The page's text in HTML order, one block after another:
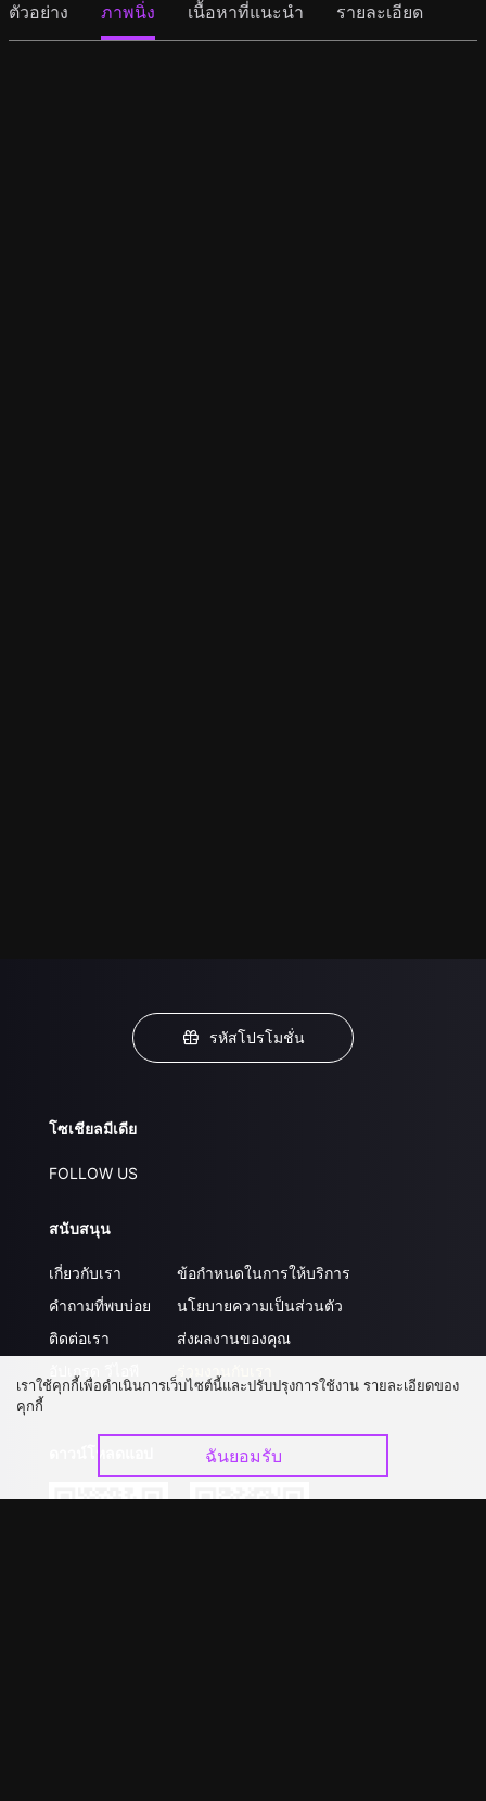
ตัวอย่าง ภาพนิ่ง เนื้อหาที่แนะนำ รายละเอียด
รหัสโปรโมชั่น
โซเชียลมีเดีย
FOLLOW US
สนับสนุน
เกี่ยวกับเรา
คำถามที่พบบ่อย
ติดต่อเรา
ข้อกำหนดในการให้บริการ
นโยบายความเป็นส่วนตัว
ส่งผลงานของคุณ
เราใช้คุกกี้เพื่อดำเนินการเว็บไซต์นี้และปรับปรุงการใช้งาน รายละเอียดของ
คุกกี้
ฉันยอมรับ